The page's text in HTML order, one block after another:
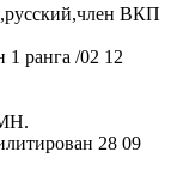
ВКП
ранга /02 12
28 09